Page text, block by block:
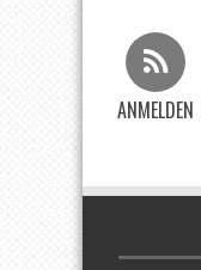
ANMELDEN